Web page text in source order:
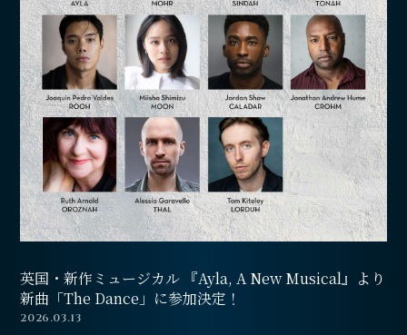
会員登録 ログイン
英国・新作ミュージカル 『Ayla, A New Musical』より
新曲「The Dance」に参加決定！
2026.03.13